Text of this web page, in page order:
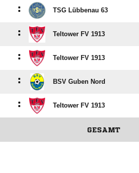
: TSG Lübbenau 63
: Teltower FV 1913
: Teltower FV 1913
: BSV Guben Nord
: Teltower FV 1913
GESAMT